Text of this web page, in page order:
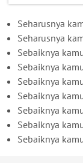
Seharusnya
Seharusnya
Sebaiknya
Sebaiknya
Sebaiknya
Sebaiknya
Sebaiknya
Sebaiknya
Sebaiknya